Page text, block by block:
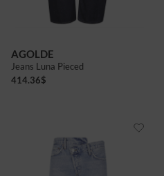
AGOLDE
Jeans Luna Pieced
414.36$